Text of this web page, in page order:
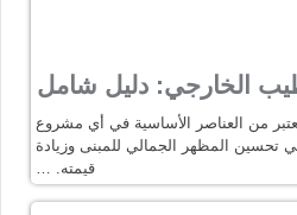
الخارجي: دليل شامل
من العناصر الأساسية في أي مشروع
تحسين المظهر الجمالي للمبنى وزيادة
قيمته. …